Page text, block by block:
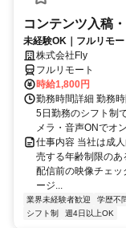
コンテンツ入稿
未経験OK｜フルリモ
株式会社Fly
フルリモート
時給1,800円
勤務時間詳細 勤務
5日勤務のシフト制
メラ・音声ONでオ
仕事内容 当社は成
売する年齢制限のあ
配信前の映像チェ
ージ...
業界未経験者歓迎 学歴不
シフト制
週4日以上OK